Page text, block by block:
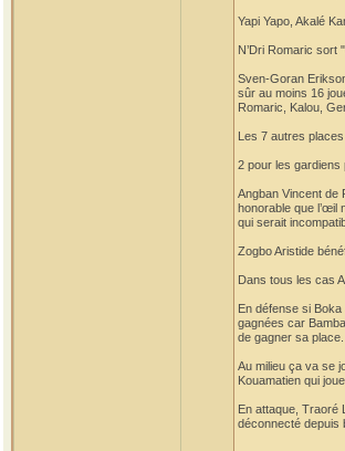
Yapi Yapo, Akalé
N’Dri Romaric sort
Sven-Goran
sûr au moins 16
Romaric, Kalou,
Les 7 autres
2 pour les gardiens
Angban Vincent de
honorable que l’œil
qui serait
Zogbo Aristide
Dans tous les cas
En défense si
gagnées car
de gagner sa
Au milieu ça va se
Kouamatien qui
En attaque, Traoré
déconnecté depuis